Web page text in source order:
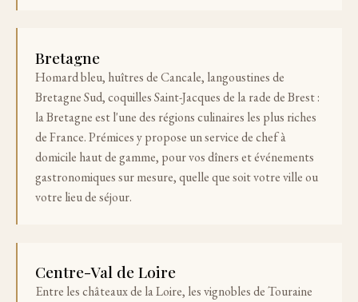
Bretagne
Homard bleu, huîtres de Cancale, langoustines de
Bretagne Sud, coquilles Saint-Jacques de la rade de Brest :
la Bretagne est l'une des régions culinaires les plus riches
de France. Prémices y propose un service de chef à
domicile haut de gamme, pour vos dîners et événements
gastronomiques sur mesure, quelle que soit votre ville ou
votre lieu de séjour.
Centre-Val de Loire
Entre les châteaux de la Loire, les vignobles de Touraine